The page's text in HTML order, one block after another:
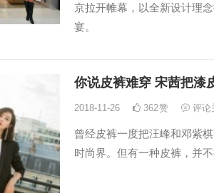
京拉开帷幕，以全新设计理
宴。
你说皮裤难穿 宋茜把漆
2018-11-26 362赞 评论
曾经皮裤一度把汪峰和邓紫
时尚界。但有一种皮裤，并